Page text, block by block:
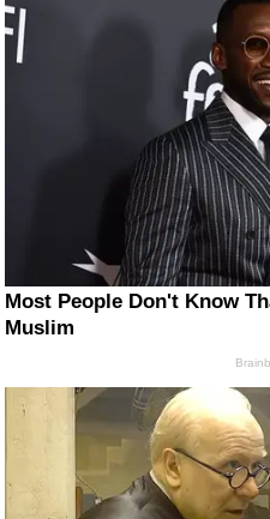
Most People Don't Know
Muslim